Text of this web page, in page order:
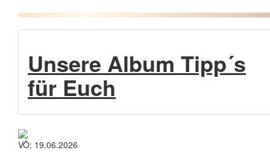
Unsere Album Tipp´s
für Euch
VÖ: 19.06.2026